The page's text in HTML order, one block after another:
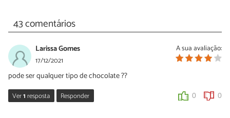
43 comentários
A sua avaliação:
Larissa Gomes
17/12/2021
pode ser qualquer tipo de chocolate ??
Ver1resposta Responder 0 0